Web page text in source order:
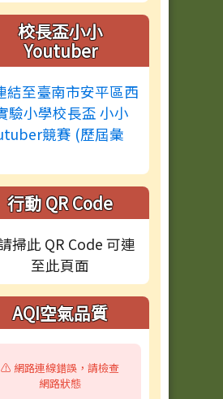
校長盃小小
Youtuber
行動 QR Code
AQI空氣品質
⚠️ 網路連線錯誤，請檢查
網路狀態